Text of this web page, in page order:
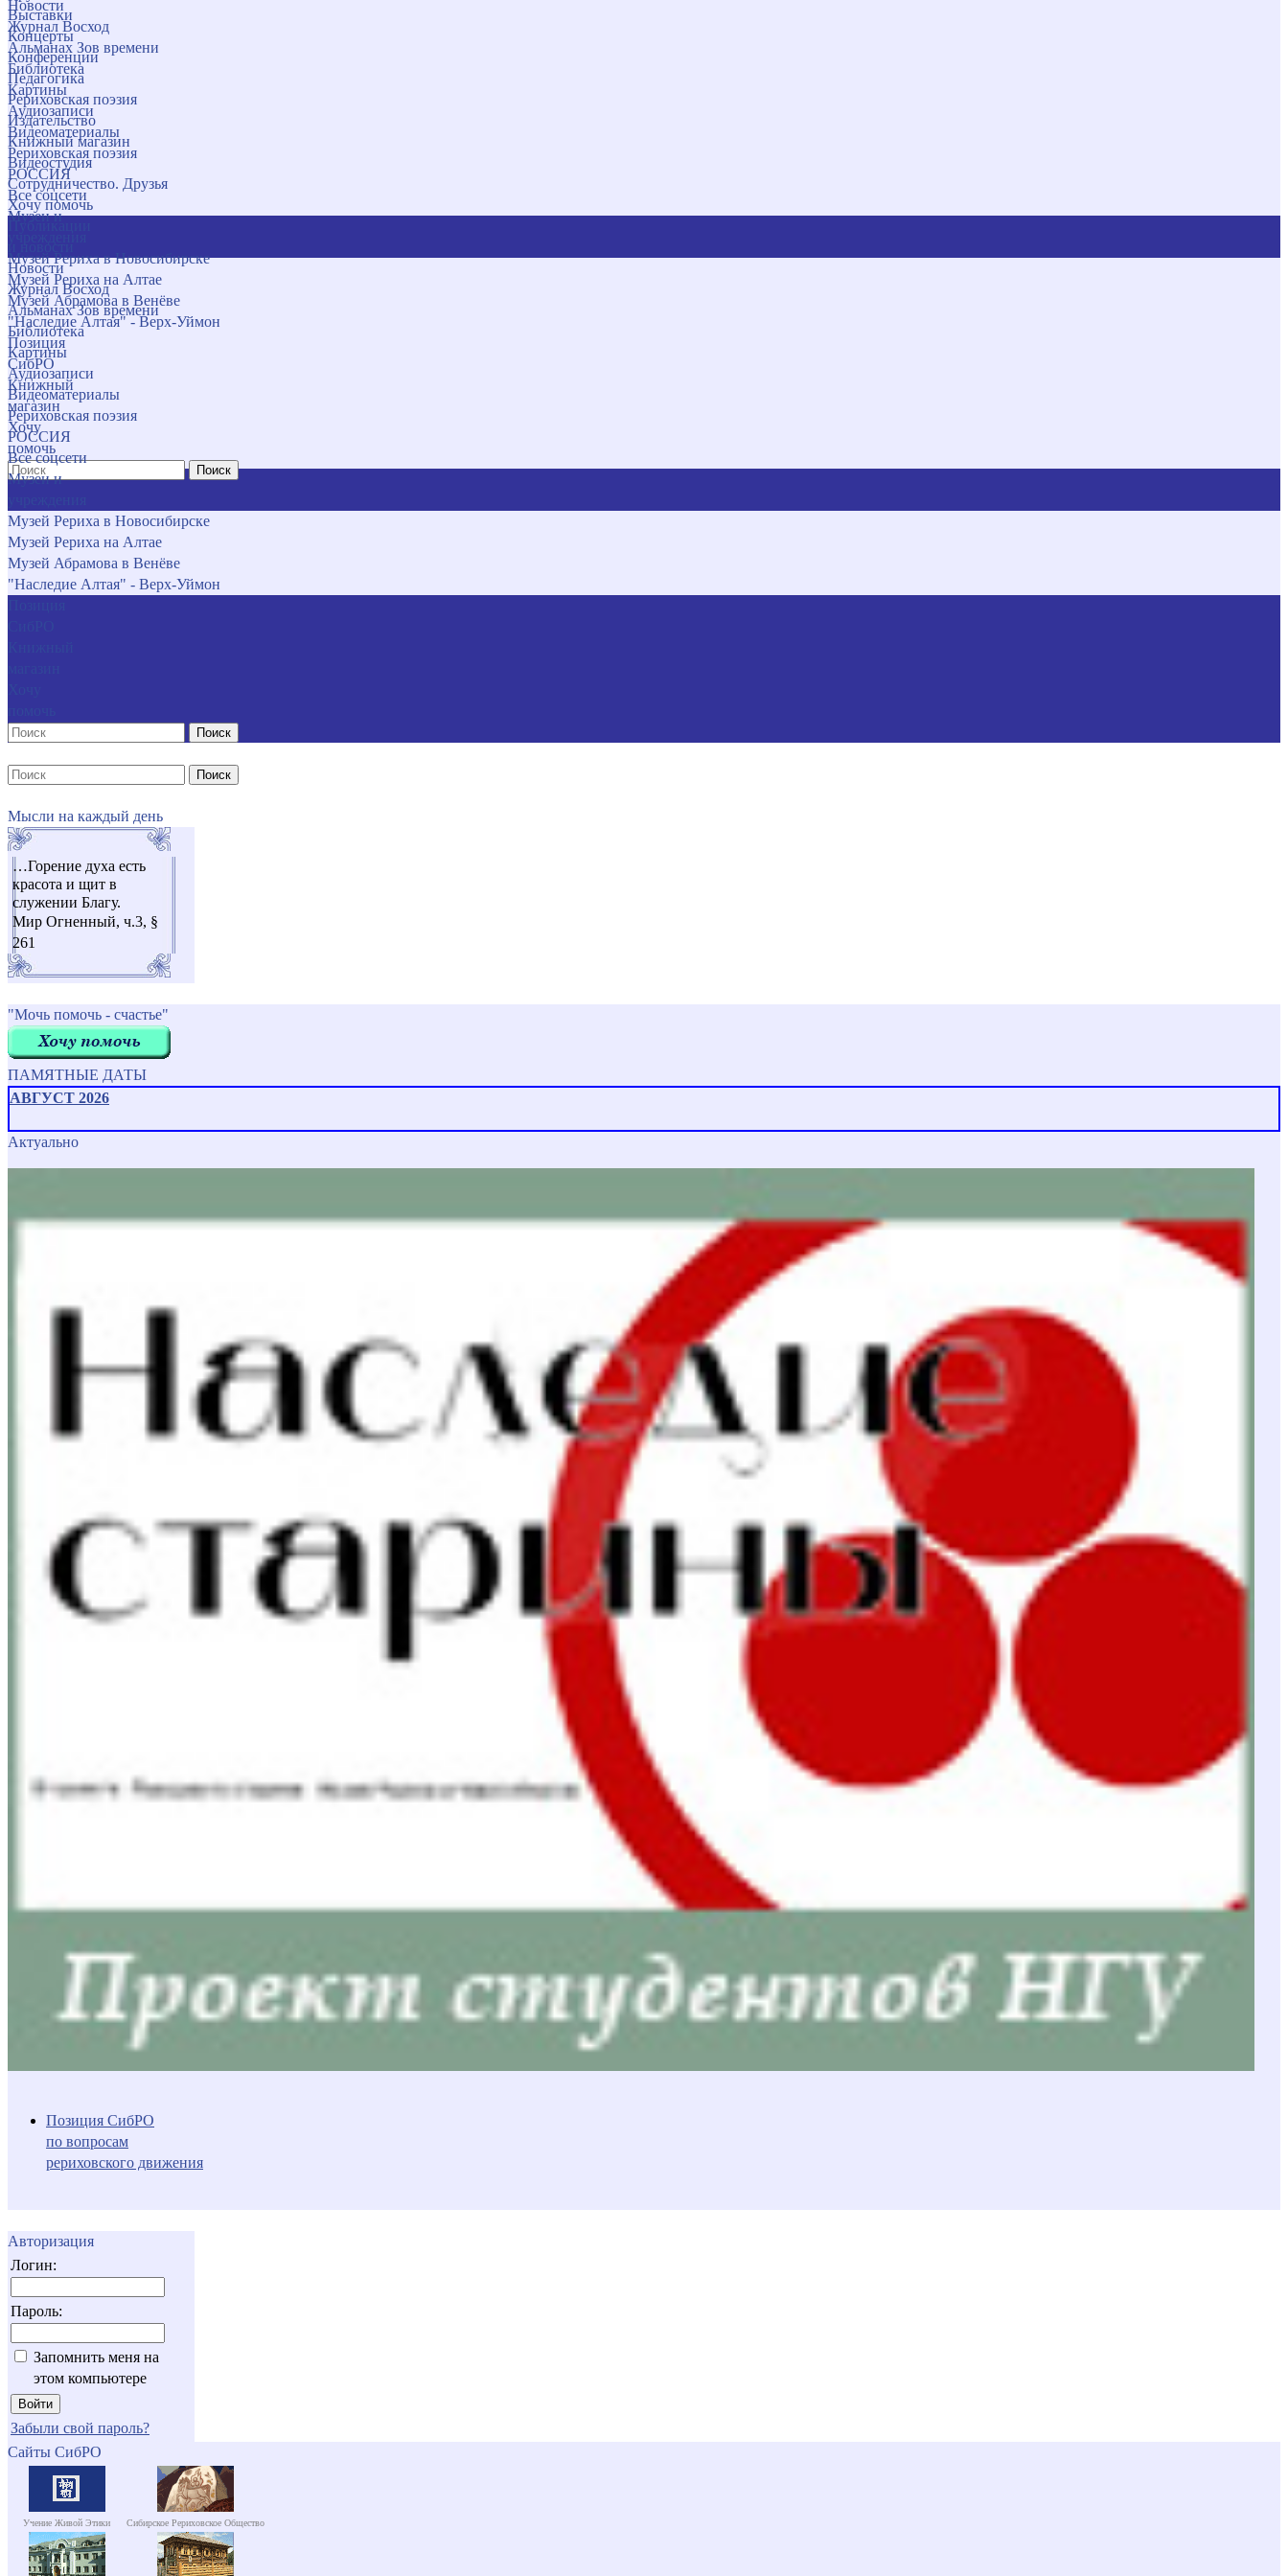
Новости
Журнал Восход
Альманах Зов времени
Библиотека
Картины
Аудиозаписи
Видеоматериалы
Рериховская поэзия
РОССИЯ
Все соцсети
Музеи и
Музей Рериха в Новосибирске
Музей Рериха на Алтае
Музей Абрамова в Венёве
"Наследие Алтая" - Верх-Уймон
Позиция
СибРО
Книжный
магазин
Хочу
помочь
Поиск
Выставки
Концерты
Конференции
Педагогика
Рериховская поэзия
Издательство
Книжный магазин
Видеостудия
Сотрудничество. Друзья
Хочу помочь
Новости
Журнал Восход
Альманах Зов времени
Библиотека
Картины
Аудиозаписи
Видеоматериалы
Рериховская поэзия
РОССИЯ
Все соцсети
Музеи и
Музей Рериха в Новосибирске
Музей Рериха на Алтае
Музей Абрамова в Венёве
"Наследие Алтая" - Верх-Уймон
Поиск
Поиск
Мысли на каждый день
…Горение духа есть
красота и щит в
служении Благу.
Мир Огненный, ч.3, §
261
"Мочь помочь - счастье"
ПАМЯТНЫЕ ДАТЫ
АВГУСТ 2026
Актуально
Позиция СибРО
по вопросам
рериховского движения
Авторизация
Логин:
Пароль:
Запомнить меня на
этом компьютере
Забыли свой пароль?
Сайты СибРО
Учение Живой Этики Сибирское Рериховское Общество